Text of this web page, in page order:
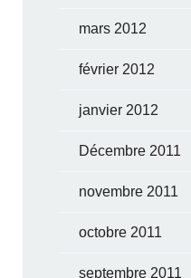
mars 2012
février 2012
janvier 2012
Décembre 2011
novembre 2011
octobre 2011
septembre 2011